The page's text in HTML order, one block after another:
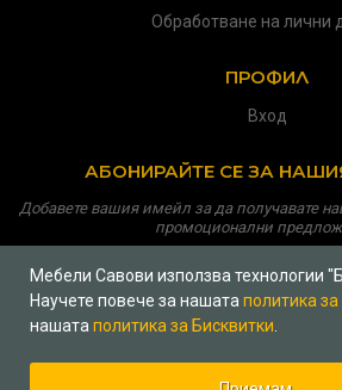
Обработване на лични
ПРОФИЛ
Вход
АБОНИРАЙТЕ СЕ ЗА
Добавете вашия имейл за да получавате
промоционални
Политика за поверителност|
Мебели Савови използва технологии
Научете повече за нашата политика
нашата политика за Бисквитки